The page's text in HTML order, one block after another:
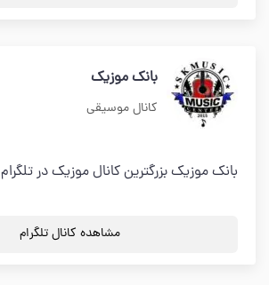
بانک موزیک
کانال موسیقی
بانک موزیک بزرگترین کانال موزیک در تلگرام
مشاهده کانال تلگرام